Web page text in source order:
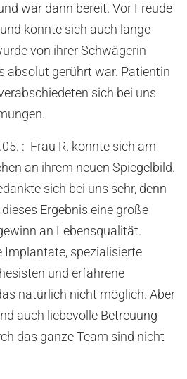
war dann bereit. Vor Freude
konnte sich auch lange
von ihrer Schwägerin
absolut gerührt war. Patientin
sich bei uns
: Frau R. konnte sich am
an ihrem neuen Spiegelbild.
sich bei uns sehr, denn
Ergebnis eine große
an Lebensqualität.
Implantate, spezialisierte
und erfahrene
natürlich nicht möglich. Aber
auch liebevolle Betreuung
das ganze Team sind nicht